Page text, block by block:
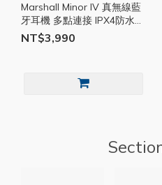
Marshall Minor IV 真無線藍
牙耳機 多點連接 IPX4防水藍
牙耳機 入耳式耳機 藍芽耳機
MAS016
NT$3,990